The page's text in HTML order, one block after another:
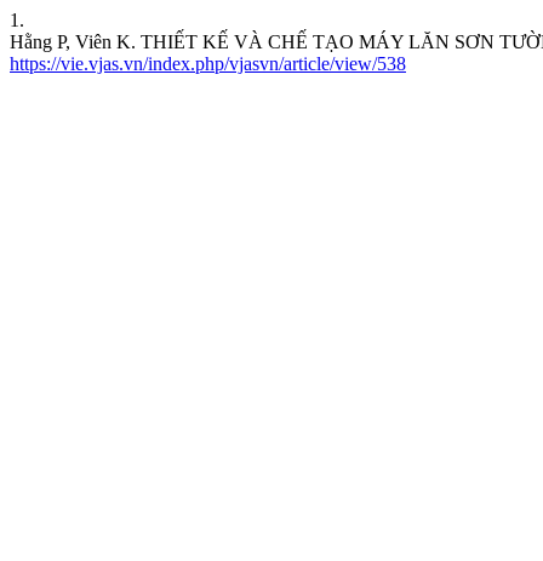
1.
Hằng P, Viên K. THIẾT KẾ VÀ CHẾ TẠO MÁY LĂN SƠN
https://vie.vjas.vn/index.php/vjasvn/article/view/538